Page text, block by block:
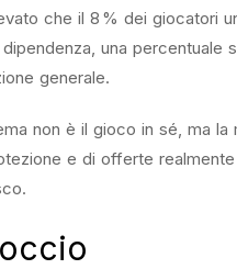
che il 8 % dei giocatori
una percentuale
generale.
non è il gioco in sé, ma la
e di offerte